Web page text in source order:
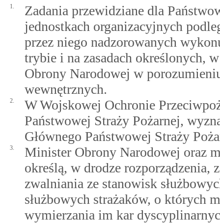
1.
Zadania przewidziane dla
jednostkach organizacyjnych
przez niego nadzorowanych
trybie i na zasadach określonych,
Obrony Narodowej w
wewnętrznych.
2.
W Wojskowej Ochronie
Państwowej Straży Pożarnej,
Głównego Państwowej Straży
3.
Minister Obrony Narodowej oraz
określą, w drodze rozporządzenia,
zwalniania ze stanowisk
służbowych strażaków, o których
wymierzania im kar